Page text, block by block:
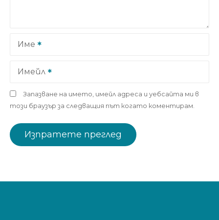
Име
Имейл
Запазване на името, имейл адреса и уебсайта ми в
този браузър за следващия път когато коментирам.